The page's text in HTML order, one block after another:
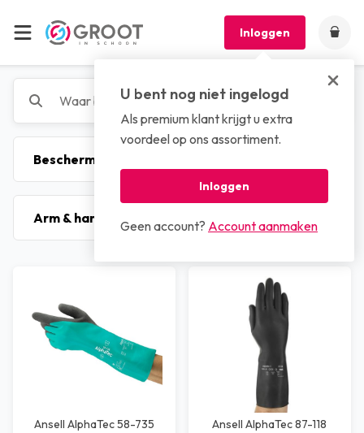
Inloggen
U bent nog niet ingelogd
Als premium klant krijgt u extra
voordeel op ons assortiment.
Inloggen
Geen account? Account aanmaken
Ansell AlphaTec 58-735
Ansell AlphaTec 87-118